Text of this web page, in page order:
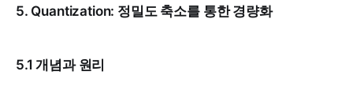
5. Quantization: 정밀도 축소를 통한 경량화
5.1 개념과 원리